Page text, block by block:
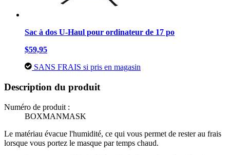
Sac à dos U-Haul pour ordinateur de 17 po
$59,95
SANS FRAIS si pris en magasin
Description du produit
Numéro de produit :
BOXMANMASK
Le matériau évacue l'humidité, ce qui vous permet de rester au frais
lorsque vous portez le masque par temps chaud.